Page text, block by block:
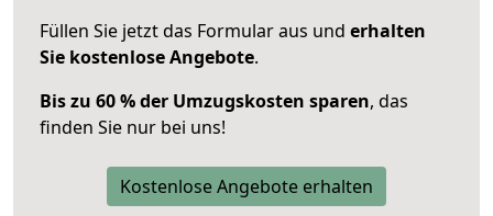
Füllen Sie jetzt das Formular aus und erhalten
Sie kostenlose Angebote.
Bis zu 60 % der Umzugskosten sparen, das
finden Sie nur bei uns!
Kostenlose Angebote erhalten